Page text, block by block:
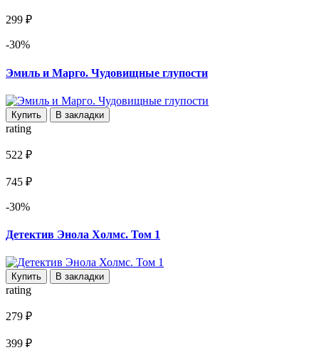
299 ₽
-30%
Эмиль и Марго. Чудовищные глупости
Купить В закладки
rating
522 ₽
745 ₽
-30%
Детектив Энола Холмс. Том 1
Купить В закладки
rating
279 ₽
399 ₽